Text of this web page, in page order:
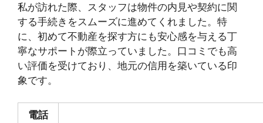
私が訪れた際、スタッフは物件の内見や契約に関
する手続きをスムーズに進めてくれました。特
に、初めて不動産を探す方にも安心感を与える丁
寧なサポートが際立っていました。口コミでも高
い評価を受けており、地元の信用を築いている印
象です。
電話